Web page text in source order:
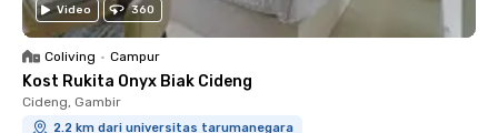
Video 360
Coliving • Campur
Kost Rukita Onyx Biak Cideng
Cideng, Gambir
2.2 km dari universitas tarumanegara